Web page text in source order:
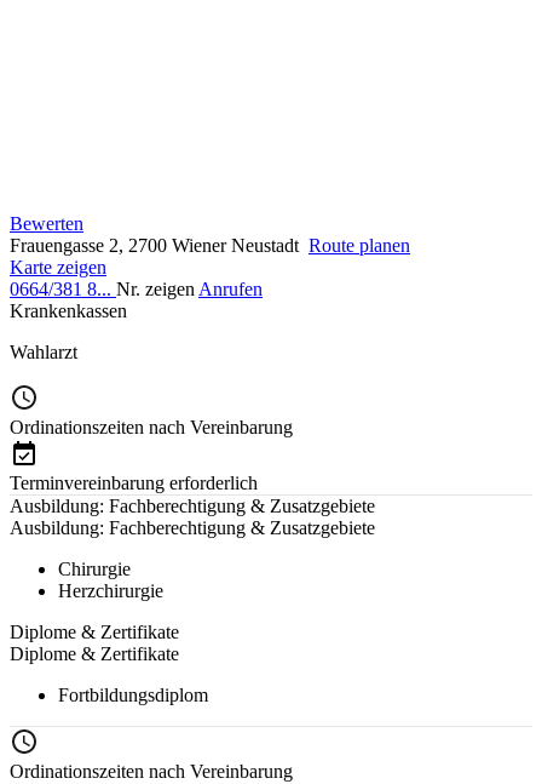
Bewerten
Frauengasse 2, 2700 Wiener Neustadt Route planen
Karte zeigen
0664/381 8... Nr. zeigen Anrufen
Krankenkassen
Wahlarzt
Ordinationszeiten nach Vereinbarung
Terminvereinbarung erforderlich
Ausbildung: Fachberechtigung & Zusatzgebiete
Ausbildung: Fachberechtigung & Zusatzgebiete
Chirurgie
Herzchirurgie
Diplome & Zertifikate
Diplome & Zertifikate
Fortbildungsdiplom
Ordinationszeiten nach Vereinbarung